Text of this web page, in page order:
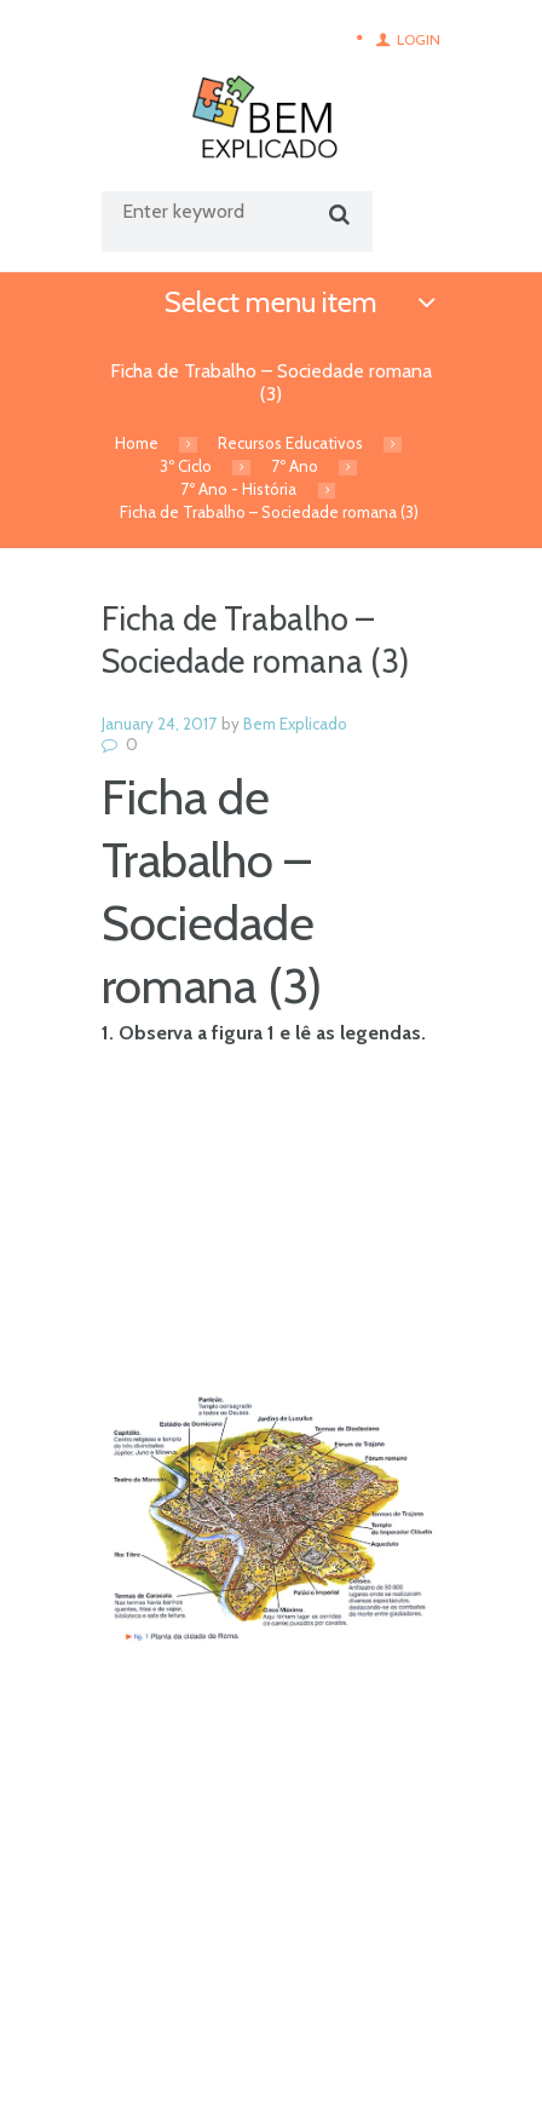
LOGIN
Select menu item
Ficha de Trabalho – Sociedade romana
(3)
Home
Recursos Educativos
3º Ciclo
7º Ano
7º Ano - História
Ficha de Trabalho – Sociedade romana (3)
Ficha de Trabalho –
Sociedade romana (3)
January 24, 2017 byBem Explicado
0
Ficha de
Trabalho –
Sociedade
romana (3)
1. Observa a figura 1 e lê as legendas.